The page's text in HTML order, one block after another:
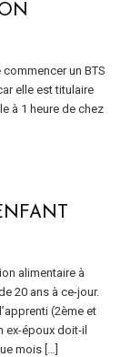
un BTS
elle est titulaire
à 1 heure de chez
alimentaire à
20 ans à ce-jour.
(2ème et
ex-époux doit-il
mois […]